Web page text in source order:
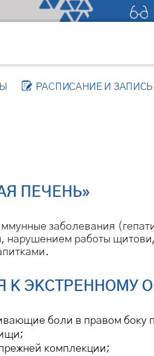
РАСПИСАНИЕ И
ПЕЧЕНЬ»
заболевания
нарушением работы
К ЭКСТРЕННОМУ
боли в правом боку
комплекции;